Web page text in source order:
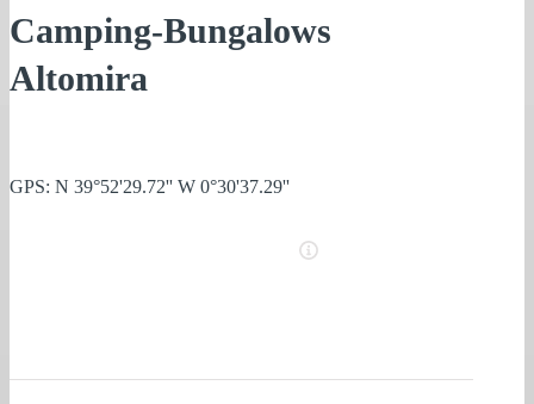
Camping-Bungalows
Altomira
GPS: N 39°52'29.72'' W 0°30'37.29''